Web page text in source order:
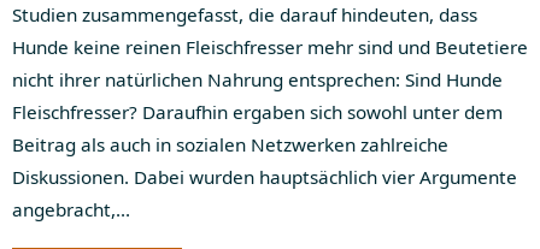
Studien zusammengefasst, die darauf hindeuten, dass
Hunde keine reinen Fleischfresser mehr sind und Beutetiere
nicht ihrer natürlichen Nahrung entsprechen: Sind Hunde
Fleischfresser? Daraufhin ergaben sich sowohl unter dem
Beitrag als auch in sozialen Netzwerken zahlreiche
Diskussionen. Dabei wurden hauptsächlich vier Argumente
angebracht,…